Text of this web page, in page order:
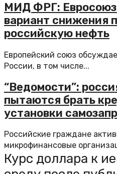
МИД ФРГ: Евросоюз
вариант снижения
российскую нефть
Европейский союз
России, в том числе...
“Ведомости”:
пытаются брать
установки
Российские граждане
микрофинансовые
Курс доллара к